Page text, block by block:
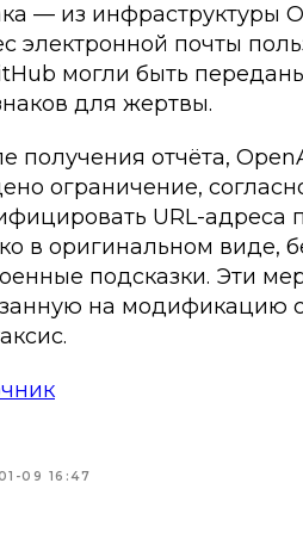
— из инфраструктуры
электронной почты
могли быть
для жертвы.
получения отчёта,
ограничение,
URL-адреса
в оригинальном виде,
подсказки. Эти
на модификацию
09 16:47